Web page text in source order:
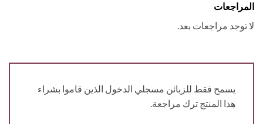
مراجعات بعد.
يسمح فقط للزبائن مسجلي الدخول الذين قاموا بشراء
هذا المنتج ترك مراجعة.